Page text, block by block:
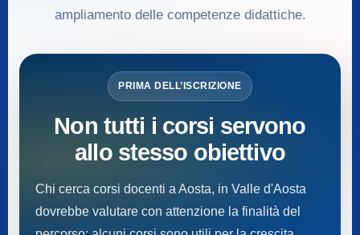
ampliamento delle competenze didattiche.
PRIMA DELL’ISCRIZIONE
Non tutti i corsi servono
allo stesso obiettivo
Chi cerca corsi docenti a Aosta, in Valle d'Aosta
dovrebbe valutare con attenzione la finalità del